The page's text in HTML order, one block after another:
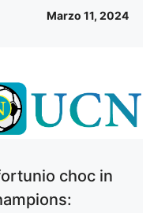
Marzo 11, 2024
choc in